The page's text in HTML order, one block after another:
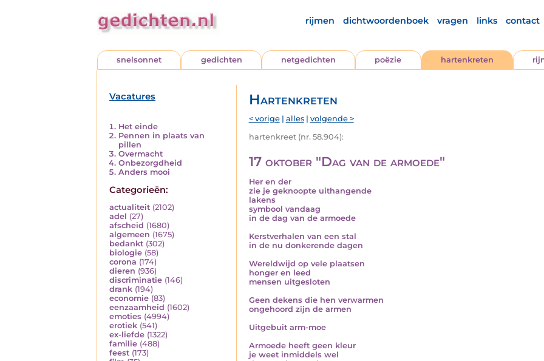
rijmen dichtwoordenboek vragen links contact
snelsonnet gedichten netgedichten poëzie hartenkreten
Vacatures
Het einde
Pennen in plaats van
pillen
Overmacht
Onbezorgdheid
Anders mooi
Categorieën:
actualiteit (2102)
adel (27)
afscheid (1680)
algemeen (1675)
bedankt (302)
biologie (58)
corona (174)
dieren (936)
discriminatie (146)
drank (194)
economie (83)
eenzaamheid (1602)
emoties (4994)
erotiek (541)
ex-liefde (1322)
familie (488)
feest (173)
Hartenkreten
< vorige| alles| volgende >
hartenkreet (nr. 58.904):
17 oktober "Dag van de armoede"
Her en der
zie je geknoopte uithangende
lakens
symbool vandaag
in de dag van de armoede
Kerstverhalen van een stal
in de nu donkerende dagen
Wereldwijd op vele plaatsen
honger en leed
mensen uitgesloten
Geen dekens die hen verwarmen
ongehoord zijn de armen
Uitgebuit arm-moe
Armoede heeft geen kleur
je weet inmiddels wel